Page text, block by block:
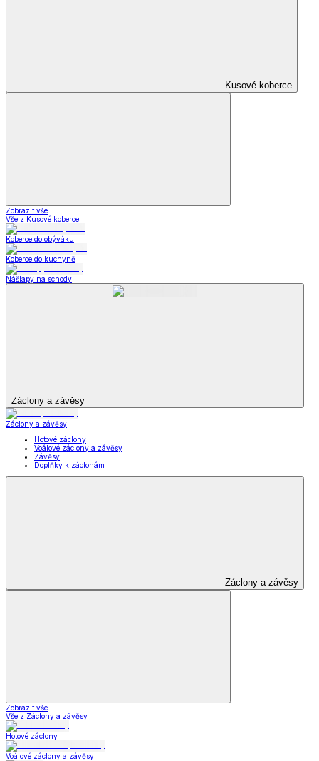
Kusové koberce
Zobrazit vše
Vše z Kusové koberce
Koberce do obýváku
Koberce do kuchyně
Nášlapy na schody
Záclony a závěsy
Záclony a závěsy
Hotové záclony
Voálové záclony a závěsy
Závěsy
Doplňky k záclonám
Záclony a závěsy
Zobrazit vše
Vše z Záclony a závěsy
Hotové záclony
Voálové záclony a závěsy